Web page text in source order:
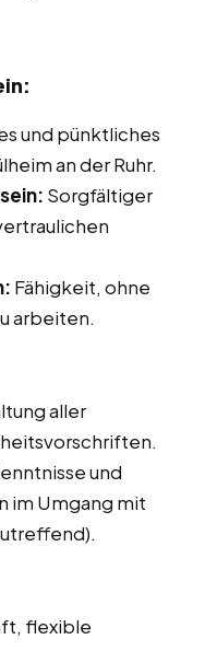
und pünktliches
an der Ruhr.
Sorgfältiger
Fähigkeit, ohne
arbeiten.
aller
und
im Umgang mit
flexible